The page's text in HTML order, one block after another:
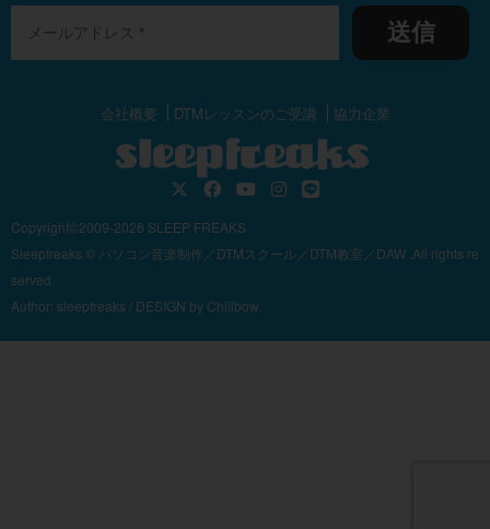
送信
会社概要 DTMレッスンのご受講 協力企業
Copyright©2009-2026 SLEEP FREAKS
Sleepfreaks © パソコン音楽制作／DTMスクール／DTM教室／DAW .All rights re
served.
Author: sleepfreaks / DESIGN by Chiiibow.